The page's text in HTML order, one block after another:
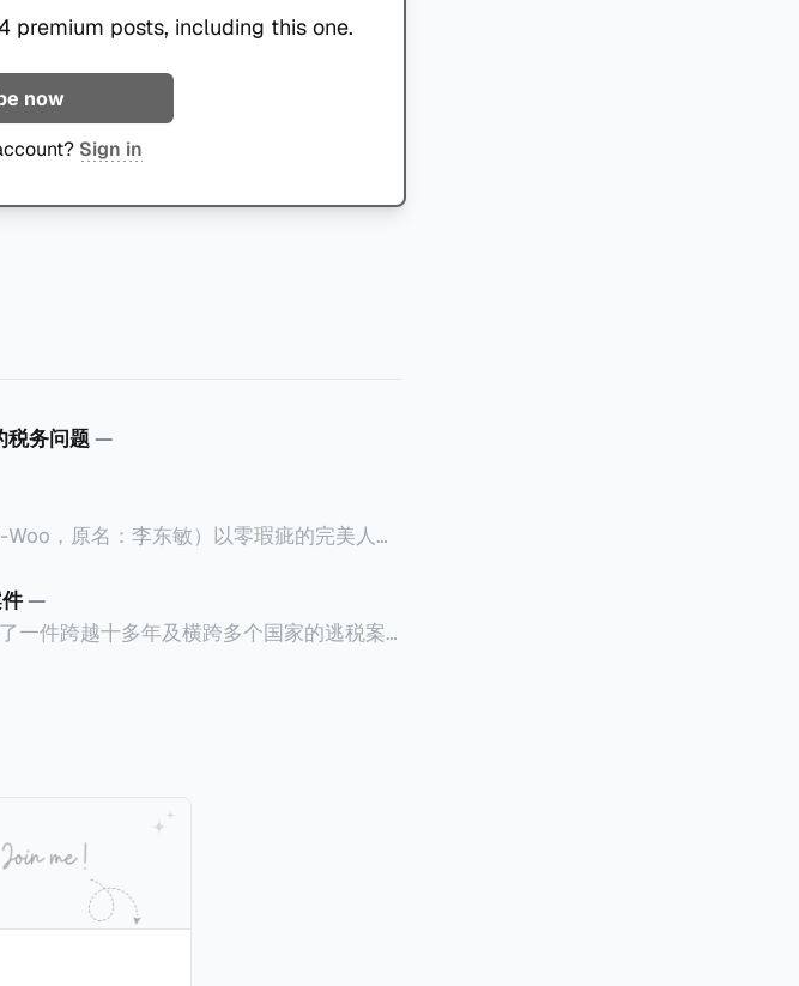
premium posts, including this one.
now
Sign in
税务问题—
，原名：李东敏）以零瑕疵的完美人设
缴超过200亿韩元（折合约8900万人民
展多月，最后他公
万人民币）的税款，创下了韩国艺人史
，但这一风波已彻底重创其公众形象，导
多次与他和父母的游说后，成功进行试
—
一件跨越十多年及横跨多个国家的逃税案，
。Correctiv称事件为《CumEx Files》
12月5日公告派股息每10股1.094元，而
后一天可以享受该股息的持股，晚一天持
12月10日期间的中国银行股票就是属于
月10日之后的